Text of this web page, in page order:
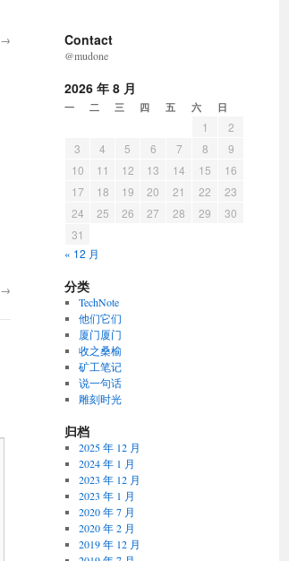
→
→
Contact
@mudone
2026 年 8 月
一 二 三 四 五 六 日
1
2
3
4 5 6 7 8
9
10
11 12 13 14 15
16
17
18 19 20 21 22
23
24
25 26 27 28 29
30
31
« 12 月
分类
TechNote
他们它们
厦门厦门
收之桑榆
矿工笔记
说一句话
雕刻时光
归档
2025 年 12 月
2024 年 1 月
2023 年 12 月
2023 年 1 月
2020 年 7 月
2020 年 2 月
2019 年 12 月